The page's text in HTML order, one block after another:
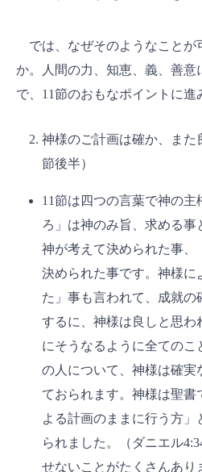
では、なぜそのようなことが
か。人間の力、知恵、義、善意
で、11節のおもなポイントに進
神様のご計画は確か、また
節後半）
11節は四つの言葉で神の主
ろ」は神のみ旨、求める事
神が考えて決められた事、
決められた事です。神様に
た」事も言われて、成就
するに、神様は良しと思わ
にそうなるように全てのこ
の人について、神様は確実
ておられます。神様は聖書
よる計画のままに行う方」
られました。（ダニエル
せないことがたくさんあり